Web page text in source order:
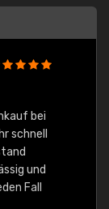
bei
schnell
und
Fall